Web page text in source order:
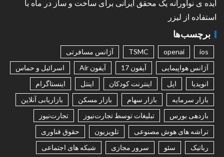
ایده ی نوآورانه یک محقق ایرانی برای ساخت و ساز در ماه با
استفاده از لیزر
برچسب‌ها
ios
openai
TSMC
آژانس مسافرتی
آژانس هواپیمایی
آیفون 17 آیفون Air
اسرائیل و حماس
انویدیا
اپل اینترنت کودکان اینتل
اینستاگرام
بازار سرمایه
بازار سهام بازار مسکن
بازاریابی آنلاین
بازدهی بورس
تبلیغات توسط تجارت‌نیوز
تجارت‌نیوز
تراشه های هوش مصنوعی
تلویزیون
حقوق فناوری
رباتیک
سئو سرور مجازی
شبکه های اجتماعی